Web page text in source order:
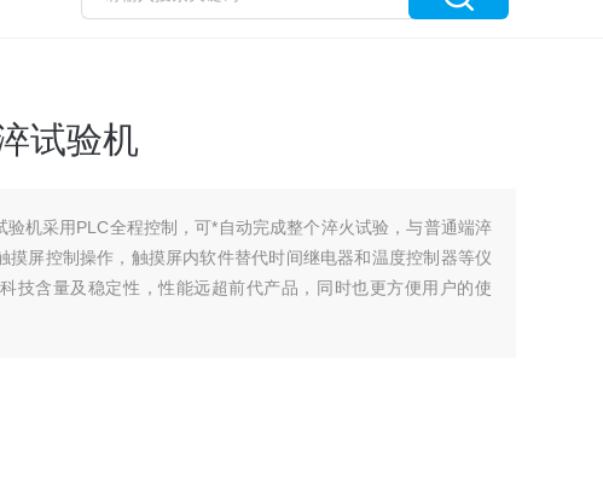
试验机
验机采用PLC全程控制，可*自动完成整个淬火试验，与普通端淬
摸屏控制操作，触摸屏内软件替代时间继电器和温度控制器等仪
技含量及稳定性，性能远超前代产品，同时也更方便用户的使